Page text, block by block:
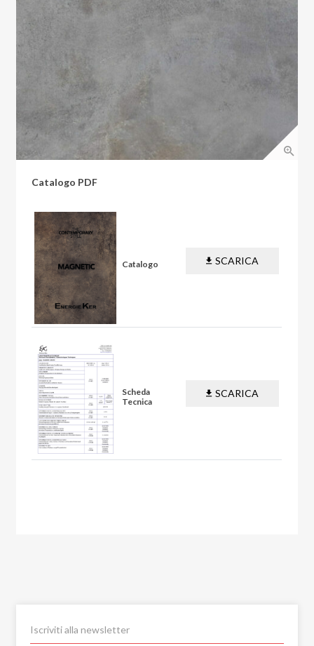
Catalogo PDF
Catalogo SCARICA
Scheda
Tecnica
SCARICA